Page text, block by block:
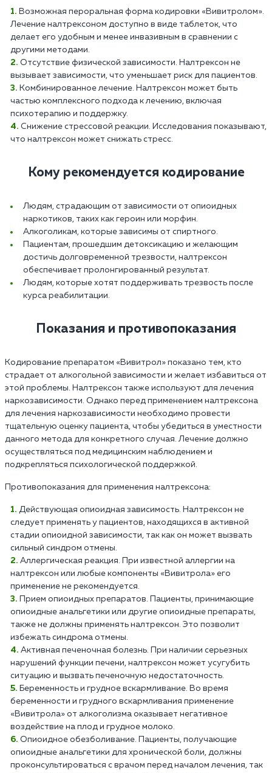
Возможная пероральная форма кодировки «Вивитролом».
Лечение налтрексоном доступно в виде таблеток, что
делает его удобным и менее инвазивным в сравнении с
другими методами.
Отсутствие физической зависимости. Налтрексон не
вызывает зависимости, что уменьшает риск для пациентов.
Комбинированное лечение. Налтрексон может быть
частью комплексного подхода к лечению, включая
психотерапию и поддержку.
Снижение стрессовой реакции. Исследования показывают,
что налтрексон может снижать стресс.
Кому рекомендуется кодирование
Людям, страдающим от зависимости от опиоидных
наркотиков, таких как героин или морфин.
Алкоголикам, которые зависимы от спиртного.
Пациентам, прошедшим детоксикацию и желающим
достичь долговременной трезвости, налтрексон
обеспечивает пролонгированный результат.
Людям, которые хотят поддерживать трезвость после
курса реабилитации.
Показания и противопоказания
Кодирование препаратом «Вивитрол» показано тем, кто
страдает от алкогольной зависимости и желает избавиться от
этой проблемы. Налтрексон также используют для лечения
наркозависимости. Однако перед применением налтрексона
для лечения наркозависимости необходимо провести
тщательную оценку пациента, чтобы убедиться в уместности
данного метода для конкретного случая. Лечение должно
осуществляться под медицинским наблюдением и
подкрепляться психологической поддержкой.
Противопоказания для применения налтрексона:
Действующая опиоидная зависимость. Налтрексон не
следует применять у пациентов, находящихся в активной
стадии опиоидной зависимости, так как он может вызвать
сильный синдром отмены.
Аллергическая реакция. При известной аллергии на
налтрексон или любые компоненты «Вивитрола» его
применение не рекомендуется.
Прием опиоидных препаратов. Пациенты, принимающие
опиоидные анальгетики или другие опиоидные препараты,
также не должны применять налтрексон. Это позволит
избежать синдрома отмены.
Активная печеночная болезнь. При наличии серьезных
нарушений функции печени, налтрексон может усугубить
ситуацию и вызвать печеночную недостаточность.
Беременность и грудное вскармливание. Во время
беременности и грудного вскармливания применение
«Вивитрола» от алкоголизма оказывает негативное
воздействие на плод и грудное молоко.
Опиоидное обезболивание. Пациенты, получающие
опиоидные анальгетики для хронической боли, должны
проконсультироваться с врачом перед началом лечения, так